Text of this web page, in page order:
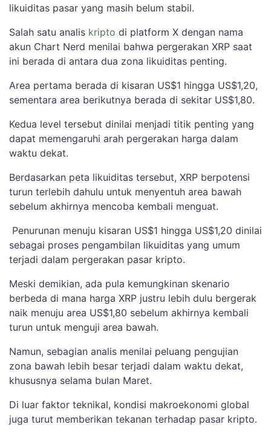
likuiditas pasar yang masih belum stabil.
Salah satu analis kripto di platform X dengan nama
akun Chart Nerd menilai bahwa pergerakan XRP saat
ini berada di antara dua zona likuiditas penting.
Area pertama berada di kisaran US$1 hingga US$1,20,
sementara area berikutnya berada di sekitar US$1,80.
Kedua level tersebut dinilai menjadi titik penting yang
dapat memengaruhi arah pergerakan harga dalam
waktu dekat.
Berdasarkan peta likuiditas tersebut, XRP berpotensi
turun terlebih dahulu untuk menyentuh area bawah
sebelum akhirnya mencoba kembali menguat.
Penurunan menuju kisaran US$1 hingga US$1,20 dinilai
sebagai proses pengambilan likuiditas yang umum
terjadi dalam pergerakan pasar kripto.
Meski demikian, ada pula kemungkinan skenario
berbeda di mana harga XRP justru lebih dulu bergerak
naik menuju area US$1,80 sebelum akhirnya kembali
turun untuk menguji area bawah.
Namun, sebagian analis menilai peluang pengujian
zona bawah lebih besar terjadi dalam waktu dekat,
khususnya selama bulan Maret.
Di luar faktor teknikal, kondisi makroekonomi global
juga turut memberikan tekanan terhadap pasar kripto.